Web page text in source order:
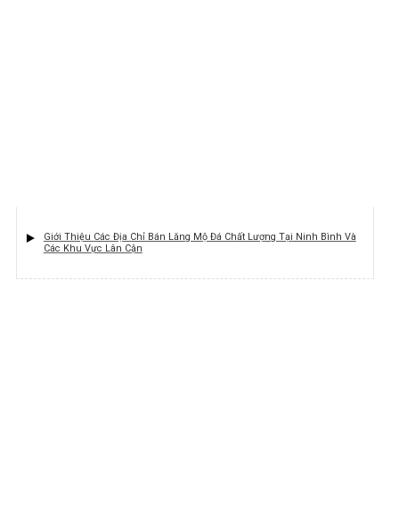
Giới Thiệu Các Địa Chỉ Bán Lăng Mộ Đá Chất Lượng Tại Ninh Bình Và
Các Khu Vực Lân Cận